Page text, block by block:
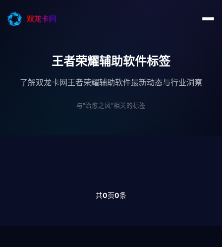
王者荣耀辅助软件标签
了解双龙卡网王者荣耀辅助软件最新动态与行业洞察
与"治愈之风"相关的标签
共0页0条